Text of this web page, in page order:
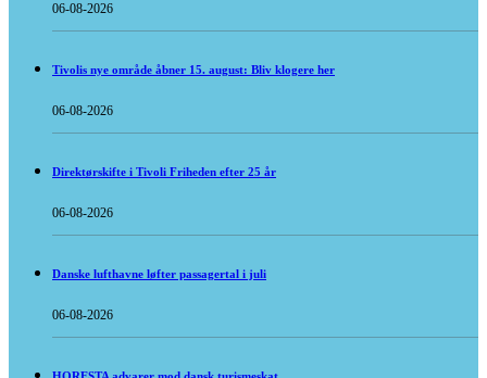
06-08-2026
Tivolis nye område åbner 15. august: Bliv klogere her
06-08-2026
Direktørskifte i Tivoli Friheden efter 25 år
06-08-2026
Danske lufthavne løfter passagertal i juli
06-08-2026